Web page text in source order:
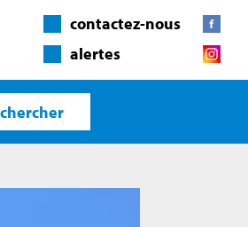
contactez-nous
alertes